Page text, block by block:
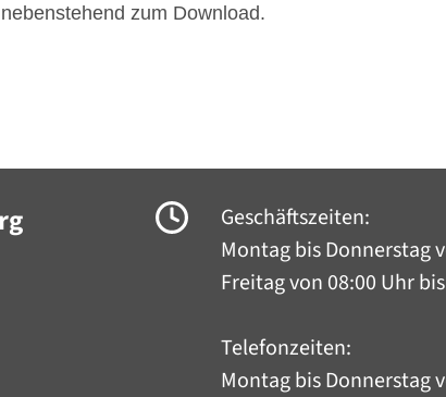
zum Download.
Geschäftszeiten:
Montag bis Donnerstag
Freitag von 08:00 Uhr
Telefonzeiten:
Montag bis Donnerstag